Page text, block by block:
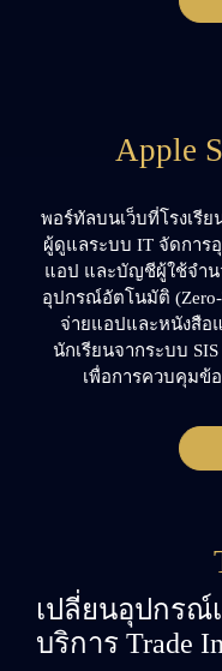
Apple
พอร์ทัลบนเว็บที่โรงเรี
ผู้ดูแลระบบ IT จัดการ
แอป และบัญชีผู้ใช้จำน
อุปกรณ์อัตโนมัติ (Zero-
จ่ายแอปและหนังสือ
นักเรียนจากระบบ
เพื่อการควบคุมข้
เปลี่ยนอุปกรณ์
บริการ Trade In